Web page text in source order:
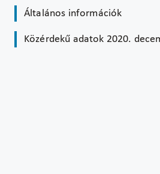
Általános információk
Közérdekű adatok 2020.